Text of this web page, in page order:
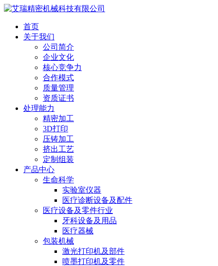
首页
关于我们
公司简介
企业文化
核心竞争力
合作模式
质量管理
资质证书
处理能力
精密加工
3D打印
压铸加工
挤出工艺
定制组装
产品中心
生命科学
实验室仪器
医疗诊断设备及配件
医疗设备及零件行业
牙科设备及用品
医疗器械
包装机械
激光打印机及部件
喷墨打印机及零件